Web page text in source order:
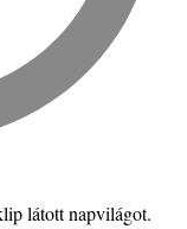
látott napvilágot.